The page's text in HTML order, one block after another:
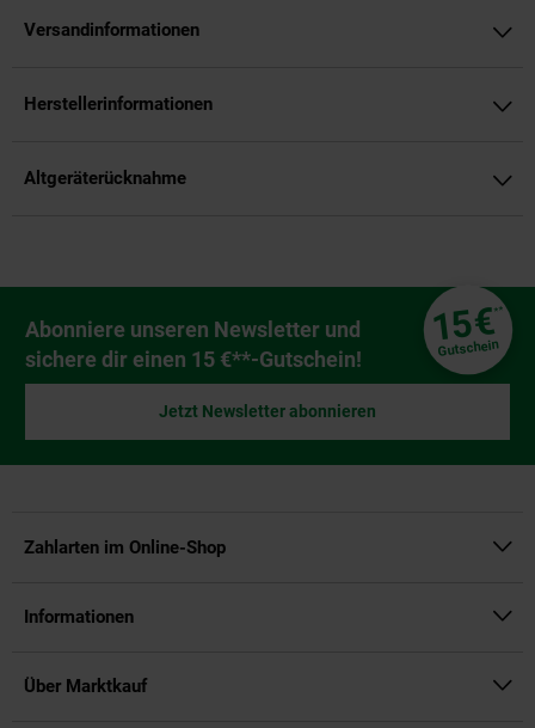
Versandinformationen
Herstellerinformationen
Altgeräterücknahme
Newsletter Anmeldung
Abonniere unseren Newsletter und
sichere dir einen 15 €**-Gutschein!
15€**
Gutschein
Jetzt Newsletter abonnieren
Zahlarten im Online-Shop
Informationen
Über Marktkauf